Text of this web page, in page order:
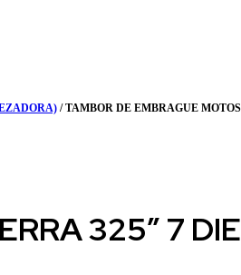
/ TAMBOR DE EMBRAGUE
325″ 7